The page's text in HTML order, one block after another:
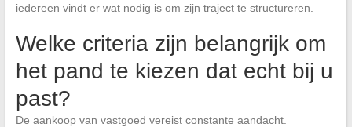
iedereen vindt er wat nodig is om zijn traject te structureren.
Welke criteria zijn belangrijk om
het pand te kiezen dat echt bij u
past?
De aankoop van vastgoed vereist constante aandacht.